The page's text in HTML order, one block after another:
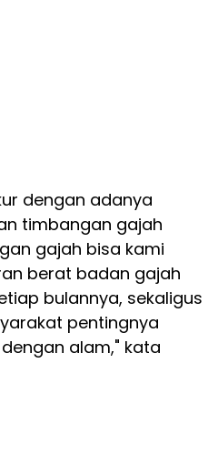
dengan adanya
timbangan gajah
gajah bisa kami
berat badan gajah
bulannya, sekaligus
pentingnya
alam," kata